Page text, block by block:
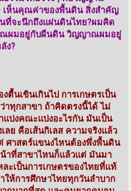
เห็นคุณค่าของพื้นดิน สิ่งสำคัญ
ที่จะนึกถึงแผ่นดินไทย?ผมคิด
ณผมอยู่กับผืนดิน วิญญาณผมอยู่
ง?
เขินเกินไป การเกษตรเป็น
ทุกสาขา ถ้าคิดตรงนี้ได้ ไม่
แบ่งคณะแบ่งอะไรกัน มันเป็น
ลย คือเส้นกิเลส ความจริงแล้ว
ศาสตร์แขนงไหนต้องพึ่งพื้นดิน
าที่สาขาไหนก็แล้วแต่ มันมา
ะเป็นการเกษตรของไทยที่แท้
ให้การศึกษาไทยทุกวันลำบาก